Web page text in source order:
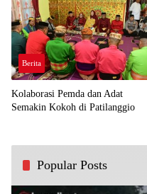
Berita
Kolaborasi Pemda dan Adat
Semakin Kokoh di Patilanggio
Popular Posts